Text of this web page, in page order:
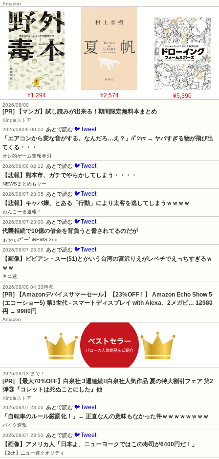
Amazon
¥1,294 ¥2,574 ¥5,390
2026/08/08
[PR] 【マンガ】試し読みが出来る！期間限定無料本まとめ
Kindleストア
2026/08/08 00:00
あとで読む 🐦Tweet
「エアコンから変な音がする。なんだろ…え？」ﾊﾟｼｬｯ → ヤバすぎる物が飛び出
てくる・・・
オレ的ゲーム速報＠刃
2026/08/08 02:12
あとで読む 🐦Tweet
【悲報】熊本市、ガチでやらかしてしまう・・・・
NEWSまとめもりー
2026/08/07 23:05
あとで読む 🐦Tweet
【悲報】キャバ嬢、とある「行動」により太客を逃してしまうｗｗｗｗ
わんこーる速報！
2026/08/07 23:00
あとで読む 🐦Tweet
代襲相続で10億の借金を背負うと脅されてるのだが
ぁゃιぃ(*ﾟーﾟ)NEWS 2nd
2026/08/07 23:00
あとで読む 🐦Tweet
【画像】ビビアン・スー(51)とかいう台湾の宮沢りえがレベチでえっちすぎるｗ
ｗｗ
キニ速
2026/08/08 04:30時点
[PR] 【Amazonデバイスサマーセール】【23%OFF！】 Amazon Echo Show 5
(エコーショー5) 第3世代 - スマートディスプレイ with Alexa、2メガピ… 12980
円 → 9980円
Amazon
2026/08/13 まで！
[PR] 【最大70%OFF】白泉社 3週連続!!白泉社人気作品 夏の特大割引フェア 第2
弾③『コレットは死ぬことにした』他
Kindleストア
2026/08/07 23:00
あとで読む 🐦Tweet
「自転車のルール厳罰化！」← 正直なんの意味もなかった件ｗｗｗｗｗｗｗｗ
バイク速報
2026/08/07 23:00
あとで読む 🐦Tweet
【画像】アメリカ人「日本よ、ニューヨークではこの寿司が6400円だ！」
【2ch】ニュー速クオリティ